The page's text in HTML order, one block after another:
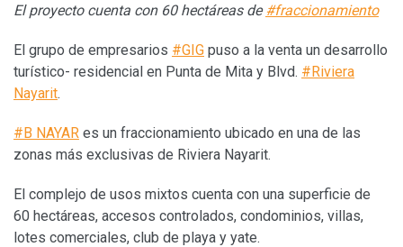
El proyecto cuenta con 60 hectáreas de#fraccionamiento
El grupo de empresarios #GIG puso a la venta un desarrollo
turístico- residencial en Punta de Mita y Blvd. #Riviera
Nayarit.
#B NAYAR es un fraccionamiento ubicado en una de las
zonas más exclusivas de Riviera Nayarit.
El complejo de usos mixtos cuenta con una superficie de
60 hectáreas, accesos controlados, condominios, villas,
lotes comerciales, club de playa y yate.